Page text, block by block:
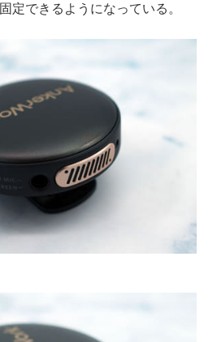
定できるようになっている。